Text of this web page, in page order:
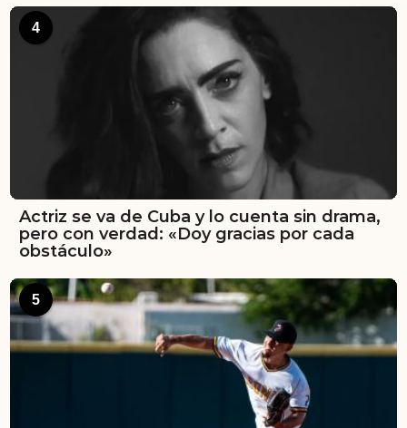
4
Actriz se va de Cuba y lo cuenta sin drama,
pero con verdad: «Doy gracias por cada
obstáculo»
5